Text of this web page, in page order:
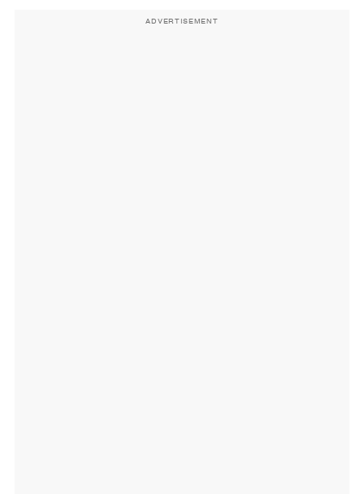
ADVERTISEMENT